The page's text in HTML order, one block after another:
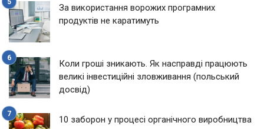
За використання ворожих програмних
продуктів не каратимуть
Коли гроші зникають. Як насправді працюють
великі інвестиційні зловживання (польський
досвід)
10 заборон у процесі органічного виробництва